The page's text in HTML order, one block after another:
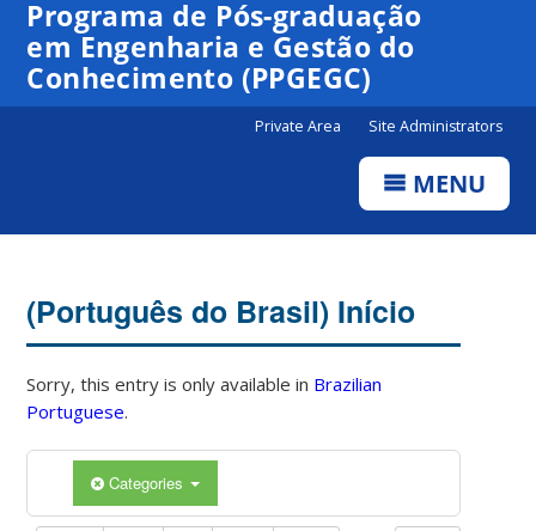
Canais
Programa de Pós-graduação
em Engenharia e Gestão do
Conhecimento (PPGEGC)
Private Area Site Administrators
MENU
(Português do Brasil) Início
Sorry, this entry is only available in Brazilian
Portuguese.
Categories